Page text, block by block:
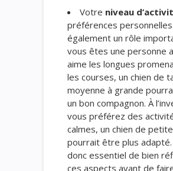
Votre niveau
préférences
également un rôle
vous êtes une personne
aime les longues
les courses, un chien de
moyenne à grande
un bon compagnon. À
vous préférez des
calmes, un chien de
pourrait être plus
donc essentiel de bien
ces aspects avant de